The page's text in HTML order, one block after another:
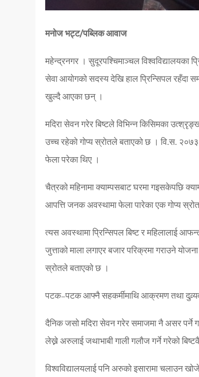
मनोज भट्ट/पब्लिक आवाज
महेन्द्रनगर । सुदूरपश्चिमाञ्चल विश्वविद्यालयका
सेवा आयोगको सदस्य देखि हाल प्रिन्सिपल रहँदा
खुल्दै आएका छन् ।
मदिरा सेवन गरेर बिष्टले विभिन्न किसिमका
उच्च रहेको गोप्य स्रोतले बताएको छ । वि.स.
फेला परेका थिए ।
चैत्रको महिनामा क्याम्पसबाट घरमा गइसकेपछि
आपत्ति जनक अवस्थामा फेला पारेका एक गोप्य
त्यस अवस्थामा प्रिन्सिपल बिष्ट र महिलालाई
जुत्ताको माला लगाएर बजार परिक्रमा गराउने
स्रोतले बताएको छ ।
पटक–पटक आफ्नै सहकर्मीमाथि आक्रमण तथा
दैनिक जसो मदिरा सेवन गरेर समाजमा नै असर पर्ने
लेख्ने अरुलाई जथाभाबी गाली गलौज गर्ने गरेको
विश्वविद्यालयलाई पनि अरुको इसारामा चलाउन